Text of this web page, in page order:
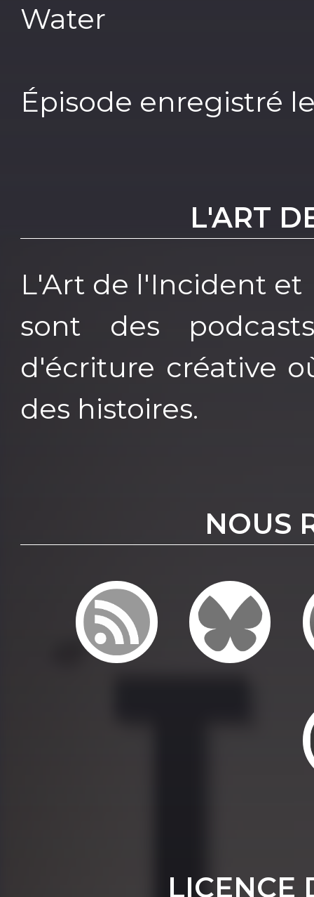
Water
Épisode enregistré
L'ART
L'Art de l'Incident et
sont des
d'écriture créative
des histoires.
NOUS
LICENCE